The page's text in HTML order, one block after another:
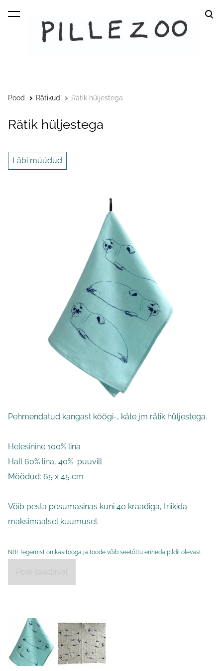
lisati ostukorvi.
Pood Rätikud Rätik hüljestega
Rätik hüljestega
Läbi müüdud
Pehmendatud kangast köögi-, käte jm rätik hüljestega.
Helesinine 100% lina
Hall 60% lina, 40% puuvill
Mõõdud: 65 x 45 cm
Võib pesta pesumasinas kuni 40 kraadiga, triikida
maksimaalsel kuumusel.
NB! Tegemist on käsitööga ja toode võib seetõttu erineda pildil olevast